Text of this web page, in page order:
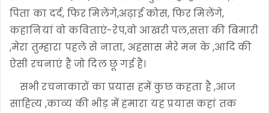
पिता का दर्द, फिर मिलेंगे,अढ़ाई कोस, फिर मिलेंगे,
कहानियां वो कविताएं-रेप,वो आखरी पल,सत्ता की बिमारी
,मेरा तुम्हारा पहले से नाता, अहसास मेरे मन के ,आदि की
ऐसी रचनाएं हैं जो दिल छू गई हैं।
सभी रचनाकारों का प्रयास हमें कुछ कहता है ,आज
साहित्य ,काव्य की भीड़ में हमारा यह प्रयास कहां तक